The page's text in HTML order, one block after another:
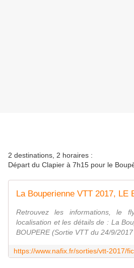
2 destinations, 2 horaires :
Départ du Clapier à 7h15 pour le
Retrouvez les informations, le
localisation et les détails de : La
BOUPERE (Sortie VTT du 24/9/